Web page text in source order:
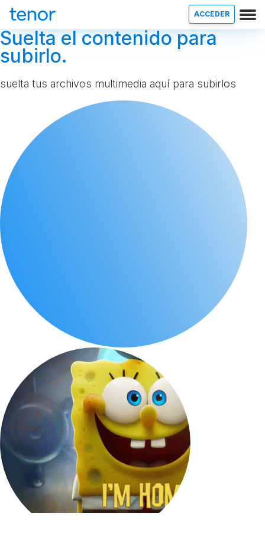
ACCEDER
Suelta el contenido para
subirlo.
suelta tus archivos multimedia aquí para subirlos